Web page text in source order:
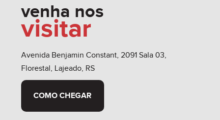
venha nos
visitar
Avenida Benjamin Constant, 2091 Sala 03,
Florestal, Lajeado, RS
COMO CHEGAR